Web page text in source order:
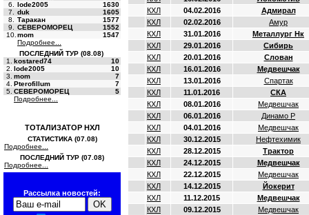
6.
lode2005
1630
7.
duk
1605
8.
Таракан
1577
9.
СЕВЕРОМОРЕЦ
1552
10. mom
1547
Подробнее...
ПОСЛЕДНИЙ ТУР (08.08)
1.
kostared74
10
2. lode2005
10
3. mom
7
4. Pterofillum
7
5. СЕВЕРОМОРЕЦ
5
Подробнее...
ТОТАЛИЗАТОР НХЛ
СТАТИСТИКА (07.08)
Подробнее...
ПОСЛЕДНИЙ ТУР (07.08)
Подробнее...
Рассылка новостей:
КХЛ
04.02.2016
Адмирал
КХЛ
02.02.2016
Амур
КХЛ
31.01.2016
Металлург Нк
КХЛ
29.01.2016
Сибирь
КХЛ
20.01.2016
Слован
КХЛ
16.01.2016
Медвешчак
КХЛ
13.01.2016
Спартак
КХЛ
11.01.2016
СКА
КХЛ
08.01.2016
Медвешчак
КХЛ
06.01.2016
Динамо Р
КХЛ
04.01.2016
Медвешчак
КХЛ
30.12.2015
Нефтехимик
КХЛ
28.12.2015
Трактор
КХЛ
24.12.2015
Медвешчак
КХЛ
22.12.2015
Медвешчак
КХЛ
14.12.2015
Йокерит
КХЛ
11.12.2015
Медвешчак
КХЛ
09.12.2015
Медвешчак